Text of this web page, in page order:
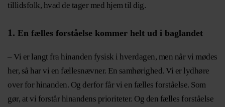
tillidsfolk, hvad de tager med hjem til dig.
1. En fælles forståelse kommer helt ud i baglandet
– Vi er langt fra hinanden fysisk i hverdagen, men når vi mødes
her, så har vi en fællesnævner. En samhørighed. Vi er lydhøre
over for hinanden. Og derfor får vi en fælles forståelse. Som
gør, at vi forstår hinandens prioriteter. Og den fælles forståelse